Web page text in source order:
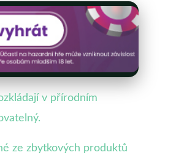
v přírodním
ze zbytkových produktů